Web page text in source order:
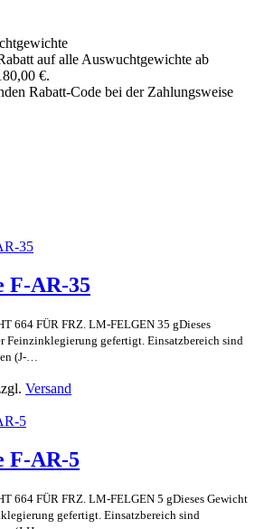
auf alle Auswuchtgewichte ab
€.
Rabatt-Code bei der Zahlungsweise
F-AR-35
664 FÜR FRZ. LM-FELGEN 35 gDieses
Feinzinklegierung gefertigt. Einsatzbereich sind
(J-…
Versand
F-AR-5
664 FÜR FRZ. LM-FELGEN 5 gDieses Gewicht
gefertigt. Einsatzbereich sind